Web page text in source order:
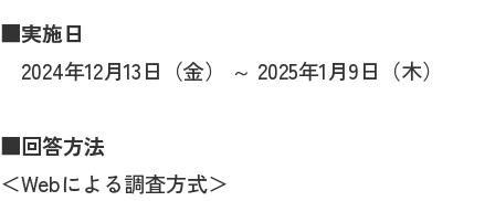
■実施日
2024年12月13日（金） ～ 2025年1月9日（木）
■回答方法
＜Webによる調査方式＞